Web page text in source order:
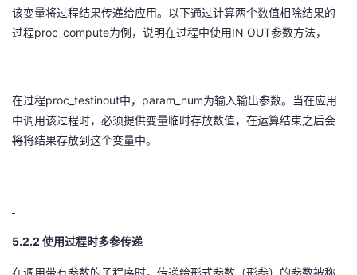
该变量将过程结果传递给应用。以下通过计算两个数值相除结果的
过程proc_compute为例，说明在过程中使用 IN OUT参数方法，
在过程proc_testinout中， param_num为输入输出参数。当在应用
中调用该过程时，必须提供变量临时存放数值，在运算结束之后会
将将结果存放到这个变量中。
5.2.2 使用过程时多参传递